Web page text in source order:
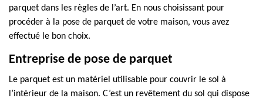
parquet dans les règles de l’art. En nous choisissant pour
procéder à la pose de parquet de votre maison, vous avez
effectué le bon choix.
Entreprise de pose de parquet
Le parquet est un matériel utilisable pour couvrir le sol à
l’intérieur de la maison. C’est un revêtement du sol qui dispose